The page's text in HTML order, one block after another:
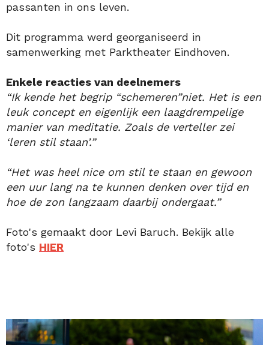
passanten in ons leven.
Dit programma werd georganiseerd in
samenwerking met Parktheater Eindhoven.
Enkele reacties van deelnemers
“Ik kende het begrip “schemeren”niet. Het is een
leuk concept en eigenlijk een laagdrempelige
manier van meditatie. Zoals de verteller zei
‘leren stil staan’.”
“Het was heel nice om stil te staan en gewoon
een uur lang na te kunnen denken over tijd en
hoe de zon langzaam daarbij ondergaat.”
Foto's gemaakt door Levi Baruch. Bekijk alle
foto's HIER